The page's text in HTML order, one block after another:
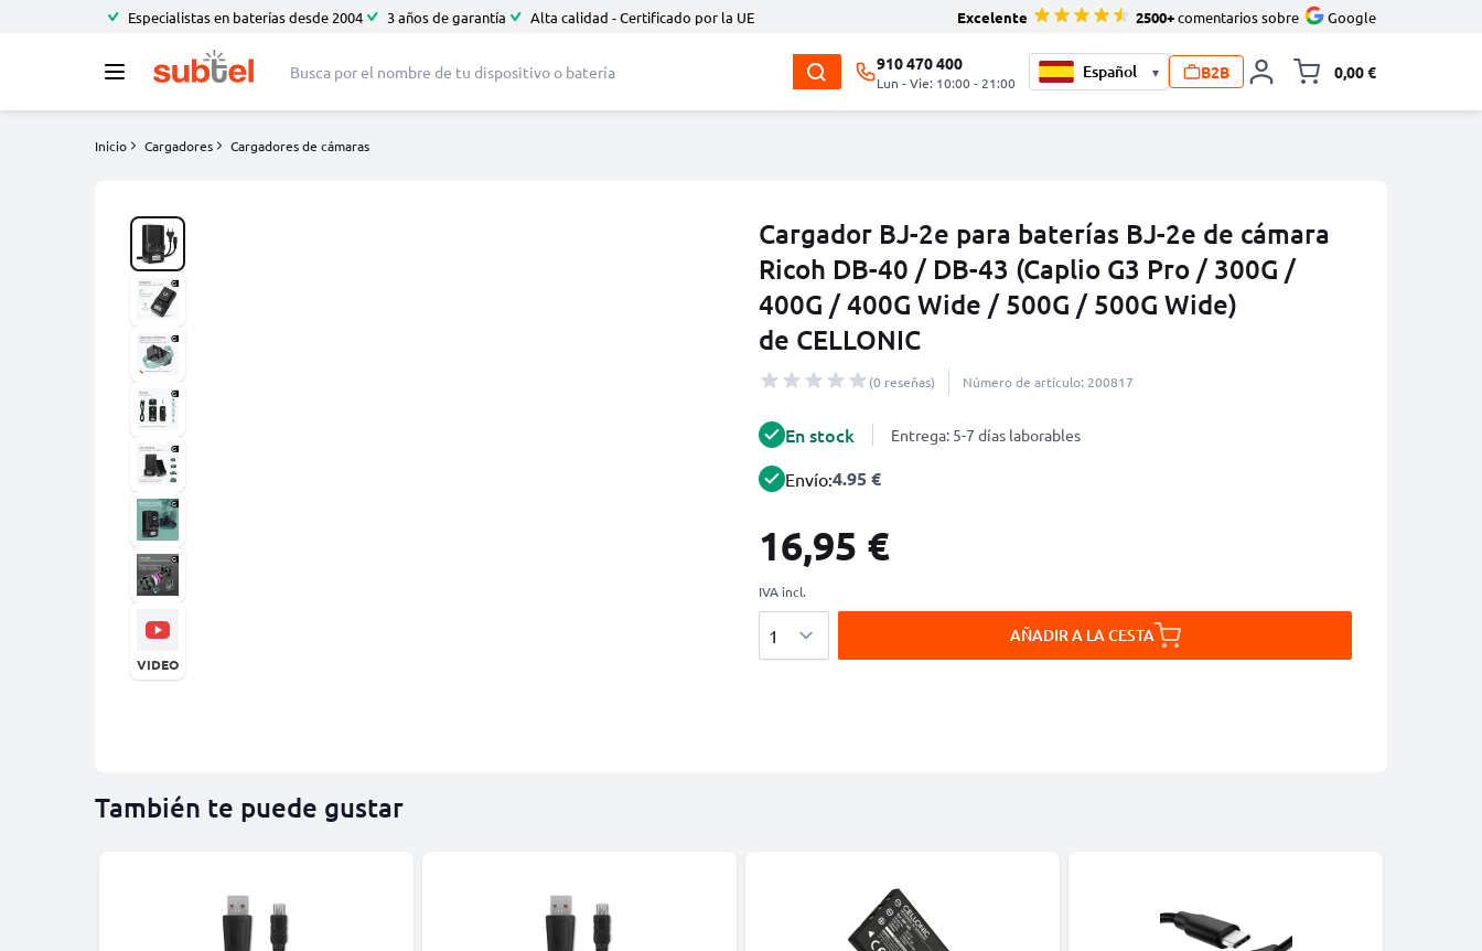
Especialistas en baterías desde 2004 3 años de garantía Alta calidad - Certificado por la UE Excelente 2500+comentarios sobre Google
910 470 400
Lun - Vie: 10:00 - 21:00
▾ B2B 0,00 €
Inicio Cargadores Cargadores de cámaras
Cargador BJ-2e para baterías BJ-2e de cámara
Ricoh DB-40 / DB-43 (Caplio G3 Pro / 300G /
400G / 400G Wide / 500G / 500G Wide)
de CELLONIC
(0 reseñas) Número de artículo: 200817
VIDEO
En stock Entrega: 5-7 días laborables
Envío:4.95 €
16,95 €
IVA incl.
AÑADIR A LA CESTA
También te puede gustar